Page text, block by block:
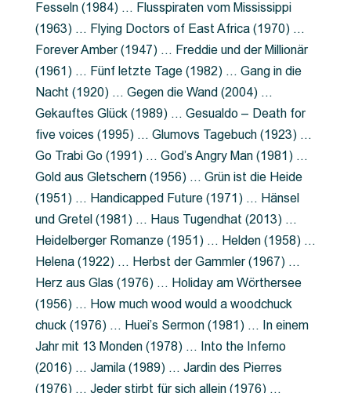
Fesseln (1984) … Flusspiraten vom Mississippi
(1963) … Flying Doctors of East Africa (1970) …
Forever Amber (1947) … Freddie und der Millionär
(1961) … Fünf letzte Tage (1982) … Gang in die
Nacht (1920) … Gegen die Wand (2004) …
Gekauftes Glück (1989) … Gesualdo – Death for
five voices (1995) … Glumovs Tagebuch (1923) …
Go Trabi Go (1991) … God’s Angry Man (1981) …
Gold aus Gletschern (1956) … Grün ist die Heide
(1951) … Handicapped Future (1971) … Hänsel
und Gretel (1981) … Haus Tugendhat (2013) …
Heidelberger Romanze (1951) … Helden (1958) …
Helena (1922) … Herbst der Gammler (1967) …
Herz aus Glas (1976) … Holiday am Wörthersee
(1956) … How much wood would a woodchuck
chuck (1976) … Huei’s Sermon (1981) … In einem
Jahr mit 13 Monden (1978) … Into the Inferno
(2016) … Jamila (1989) … Jardin des Pierres
(1976) … Jeder stirbt für sich allein (1976) …